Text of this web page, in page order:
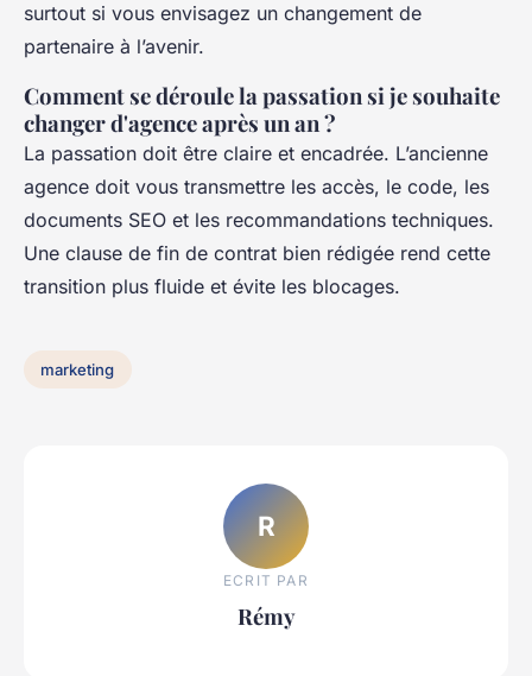
surtout si vous envisagez un changement de
partenaire à l’avenir.
Comment se déroule la passation si je souhaite
changer d'agence après un an ?
La passation doit être claire et encadrée. L’ancienne
agence doit vous transmettre les accès, le code, les
documents SEO et les recommandations techniques.
Une clause de fin de contrat bien rédigée rend cette
transition plus fluide et évite les blocages.
marketing
R
ECRIT PAR
Rémy